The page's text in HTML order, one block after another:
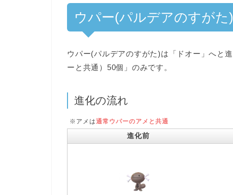
ウパー(パルデアのすがた
ウパー(パルデアのすがた)は 「ドオー」へと
ーと共通）50個」のみです。
進化の流れ
※アメは通常ウパーのアメと共通
進化前